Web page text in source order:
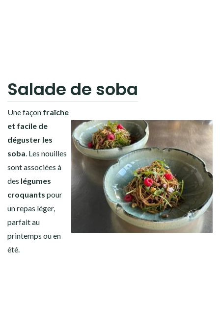
Salade de soba
Une façon fraîche
et facile de
déguster les
soba. Les nouilles
sont associées à
des légumes
croquants pour
un repas léger,
parfait au
printemps ou en
été.